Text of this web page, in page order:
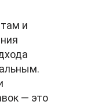
и
— это